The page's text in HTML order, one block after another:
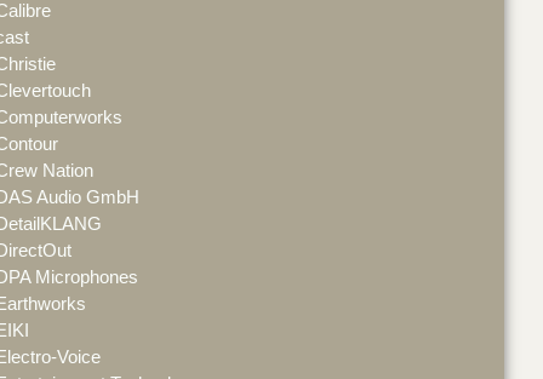
Nation
Audio GmbH
Microphones
Voice